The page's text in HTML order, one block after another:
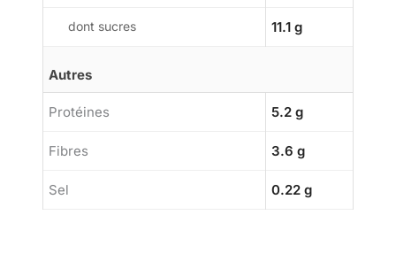
dont sucres 11.1 g
Autres
Protéines 5.2 g
Fibres 3.6 g
Sel 0.22 g